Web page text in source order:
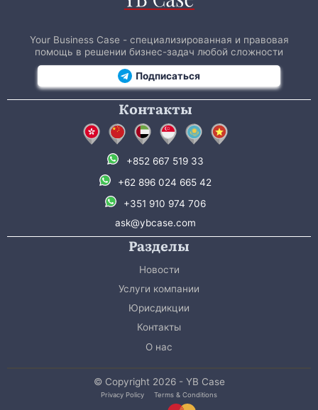
Your Business Case - специализированная и правовая
помощь в решении бизнес-задач любой сложности
Подписаться
Контакты
+852 667 519 33
+62 896 024 665 42
+351 910 974 706
ask@ybcase.com
Разделы
Новости
Услуги компании
Юрисдикции
Контакты
О нас
© Copyright 2026 - YB Case
Privacy Policy Terms & Conditions